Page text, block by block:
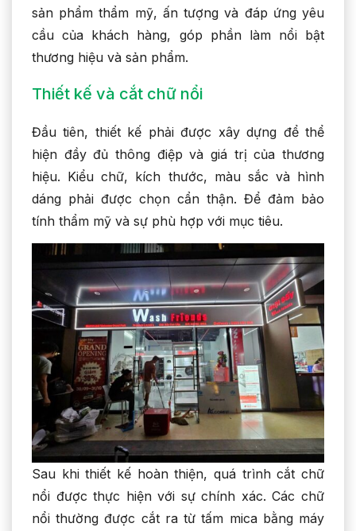
sản phẩm thẩm mỹ, ấn tượng và đáp ứng yêu
cầu của khách hàng, góp phần làm nổi bật
thương hiệu và sản phẩm.
Thiết kế và cắt chữ nổi
Đầu tiên, thiết kế phải được xây dựng để thể
hiện đầy đủ thông điệp và giá trị của thương
hiệu. Kiểu chữ, kích thước, màu sắc và hình
dáng phải được chọn cẩn thận. Để đảm bảo
tính thẩm mỹ và sự phù hợp với mục tiêu.
Sau khi thiết kế hoàn thiện, quá trình cắt chữ
nổi được thực hiện với sự chính xác. Các chữ
nổi thường được cắt ra từ tấm mica bằng máy